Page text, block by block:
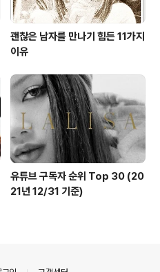
괜찮은 남자를 만나기 힘든 11가지
이유
유튜브 구독자 순위 Top 30 (20
21년 12/31 기준)